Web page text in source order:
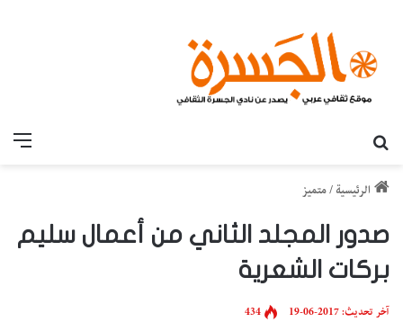
الرئيسية /متميز
صدور المجلد الثاني من أعمال سليم
بركات الشعرية
آخر تحديث: 2017-06-19 434